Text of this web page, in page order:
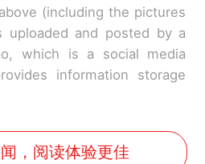
(including the pictures
uploaded and posted by a
which is a social media
information storage
，阅读体验更佳